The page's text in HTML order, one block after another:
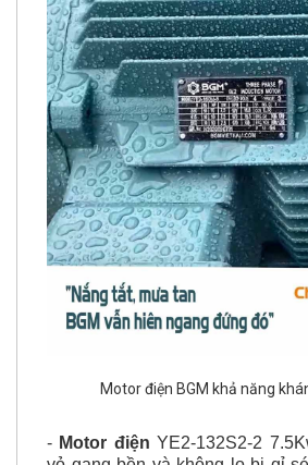
vỏ gang bền và không lo bị gỉ
nhiều điều kiện khí hậu, mưa